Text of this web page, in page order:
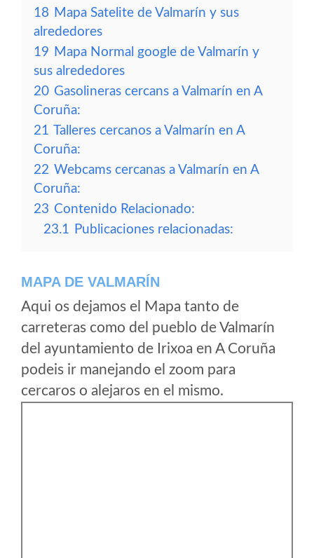
18 Mapa Satelite de Valmarín y sus
alrededores
19 Mapa Normal google de Valmarín y
sus alrededores
20 Gasolineras cercans a Valmarín en A
Coruña:
21 Talleres cercanos a Valmarín en A
Coruña:
22 Webcams cercanas a Valmarín en A
Coruña:
23 Contenido Relacionado:
23.1 Publicaciones relacionadas:
MAPA DE VALMARÍN
Aqui os dejamos el Mapa tanto de
carreteras como del pueblo de Valmarín
del ayuntamiento de Irixoa en A Coruña
podeis ir manejando el zoom para
cercaros o alejaros en el mismo.